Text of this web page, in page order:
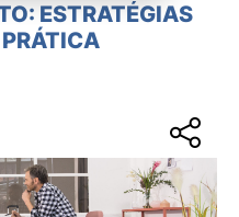
ESTRATÉGIAS